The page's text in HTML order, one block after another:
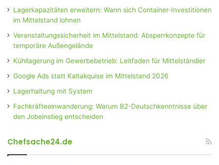
Lagerkapazitäten erweitern: Wann sich Container-Investitionen
im Mittelstand lohnen
Veranstaltungssicherheit im Mittelstand: Absperrkonzepte für
temporäre Außengelände
Kühllagerung im Gewerbebetrieb: Leitfaden für Mittelständler
Google Ads statt Kaltakquise im Mittelstand 2026
Lagerhaltung mit System
Fachkräfteeinwanderung: Warum B2-Deutschkenntnisse über
den Jobeinstieg entscheiden
Chefsache24.de